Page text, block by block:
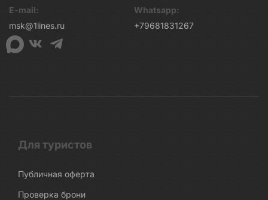
E-mail:
msk@1lines.ru
Whatsapp:
+79681831267
Для туристов
Публичная оферта
Проверка брони